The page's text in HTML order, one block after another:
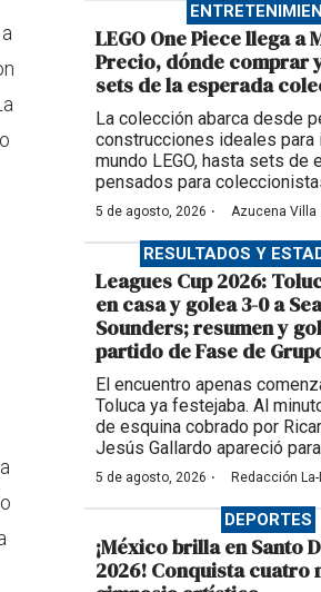
LEGO One Piece llega a
Precio, dónde comprar
sets de la esperada
La colección abarca desde
construcciones ideales para
mundo LEGO, hasta sets de
pensados para
5 de agosto, 2026 · Azucena Villa
RESULTADOS Y
Leagues Cup 2026:
en casa y golea 3-0 a
Sounders; resumen y
partido de Fase de
El encuentro apenas
Toluca ya festejaba. Al
de esquina cobrado por
Jesús Gallardo apareció
5 de agosto, 2026 · Redacción
DEPORTES
¡México brilla en Santo
2026! Conquista cuatro